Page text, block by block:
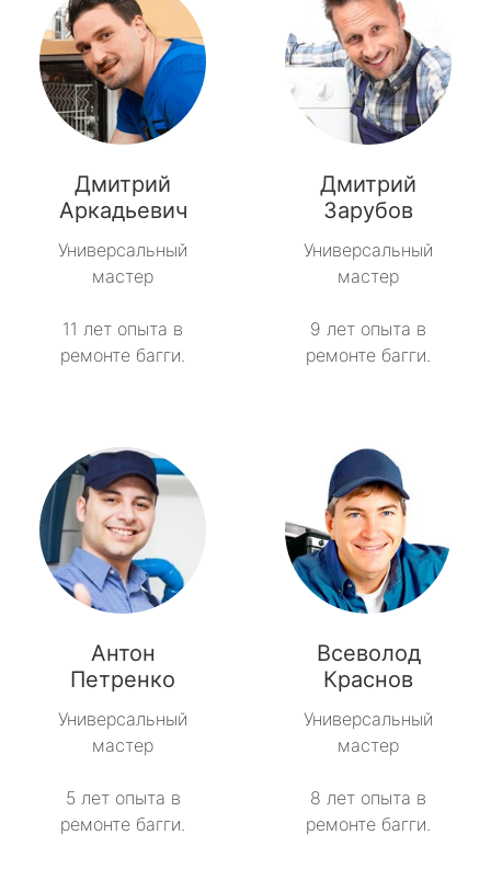
Дмитрий
Аркадьевич
Универсальный
мастер
11 лет опыта в
ремонте багги.
Дмитрий
Зарубов
Универсальный
мастер
9 лет опыта в
ремонте багги.
Антон
Петренко
Универсальный
мастер
5 лет опыта в
ремонте багги.
Всеволод
Краснов
Универсальный
мастер
8 лет опыта в
ремонте багги.